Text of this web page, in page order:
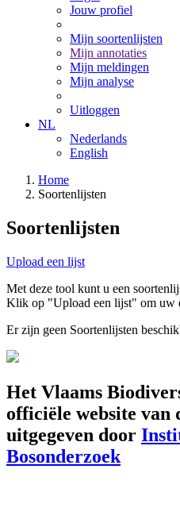
Jouw profiel
Mijn soortenlijsten
Mijn annotaties
Mijn meldingen
Mijn analyse
Uitloggen
NL
Nederlands
English
Home
Soortenlijsten
Soortenlijsten
Upload een lijst
Met deze tool kunt u een
Klik op "Upload een lijst" om uw
Er zijn geen Soortenlijsten
Het Vlaams
officiële website van
uitgegeven door
Bosonderzoek